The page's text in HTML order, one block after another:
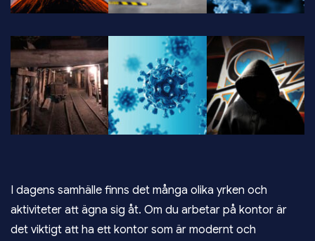
I dagens samhälle finns det många olika yrken och
aktiviteter att ägna sig åt. Om du arbetar på kontor är
det viktigt att ha ett kontor som är modernt och